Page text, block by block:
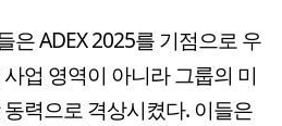
은 ADEX 2025를 기점으로 우
업 영역이 아니라 그룹의 미
력으로 격상시켰다. 이들은